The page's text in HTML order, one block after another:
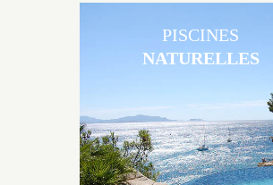
Les piscines en béton naturelles Jacques
originales, elles s’intègrent parfaitement
environnement grâce à un jeu de
PISCINES
NATURELLES